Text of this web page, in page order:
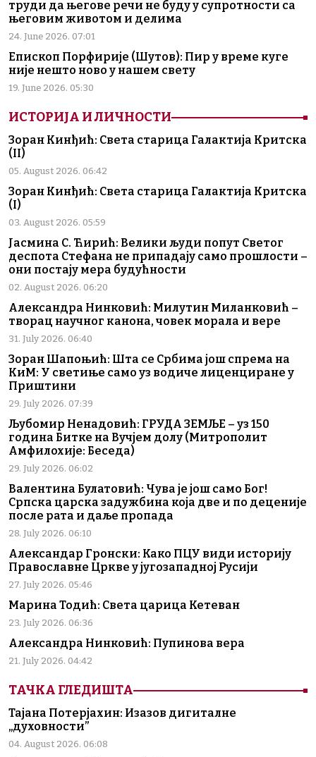
труди да његове речи не буду у супротности са
његовим животом и делима
24. June 2026. 07:01
Епископ Порфирије (Шутов): Пир у време куге
није нешто ново у нашем свету
19. June 2026. 05:30
ИСТОРИЈА И ЛИЧНОСТИ
Зоран Кинђић: Света старица Галактија Критска
(II)
05. August 2026. 06:42
Зоран Кинђић: Света старица Галактија Критска
(I)
03. August 2026. 05:59
Јасмина С. Ћирић: Велики људи попут Светог
деспота Стефана не припадају само прошлости –
они постају мера будућности
02. August 2026. 06:20
Александра Нинковић: Милутин Миланковић –
творац научног канона, човек морала и вере
31. July 2026. 06:40
Зоран Шапоњић: Шта се Србима још спрема на
КиМ: У светиње само уз водиче лиценциране у
Приштини
29. July 2026. 07:39
Љубомир Ненадовић: ГРУДА ЗЕМЉЕ – уз 150
година Битке на Вучјем долу (Митрополит
Амфилохије: Беседа)
29. July 2026. 06:02
Валентина Булатовић: Чува је још само Бог!
Српска царска задужбина која две и по деценије
после рата и даље пропада
28. July 2026. 06:10
Александар Гронски: Како ПЦУ види историју
Православне Цркве у југозападној Русији
27. July 2026. 05:46
Марина Тодић: Света царица Кетеван
23. July 2026. 06:36
Александра Нинковић: Пупинова вера
21. July 2026. 04:42
ТАЧКА ГЛЕДИШТА
Тајана Потерјахин: Изазов дигиталне
„духовности”
04. August 2026. 06:08